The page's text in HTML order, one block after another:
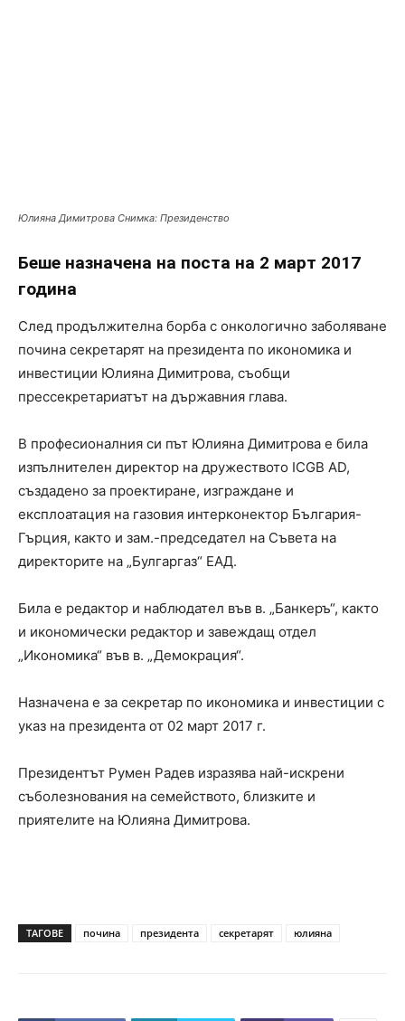
Юлияна Димитрова Снимка: Президенство
Беше назначена на поста на 2 март 2017
година
След продължителна борба с онкологично заболяване
почина секретарят на президента по икономика и
инвестиции Юлияна Димитрова, съобщи
прессекретариатът на държавния глава.
В професионалния си път Юлияна Димитрова е била
изпълнителен директор на дружеството ICGB AD,
създадено за проектиране, изграждане и
експлоатация на газовия интерконектор България-
Гърция, както и зам.-председател на Съвета на
директорите на „Булгаргаз“ ЕАД.
Била е редактор и наблюдател във в. „Банкеръ“, както
и икономически редактор и завеждащ отдел
„Икономика“ във в. „Демокрация“.
Назначена е за секретар по икономика и инвестиции с
указ на президента от 02 март 2017 г.
Президентът Румен Радев изразява най-искрени
съболезнования на семейството, близките и
приятелите на Юлияна Димитрова.
ТАГОВЕ почина президента секретарят юлияна